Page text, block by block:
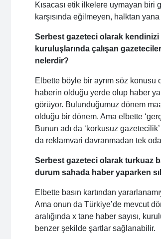
Kısacası etik ilkelere uymayan
karşısında eğilmeyen, halktan
Serbest gazeteci olarak
kuruluşlarında çalışan
nelerdir?
Elbette böyle bir ayrım söz
haberin olduğu yerde olup haber
görüyor. Bulunduğumuz dönem
olduğu bir dönem. Ama elbette
Bunun adı da ‘korkusuz
da reklamvari davranmadan tek
Serbest gazeteci olarak turkuaz
durum sahada haber yaparken
Elbette basın kartından
Ama onun da Türkiye’de mevcut
aralığında x tane haber sayısı,
benzer şekilde şartlar sağlanabilir.